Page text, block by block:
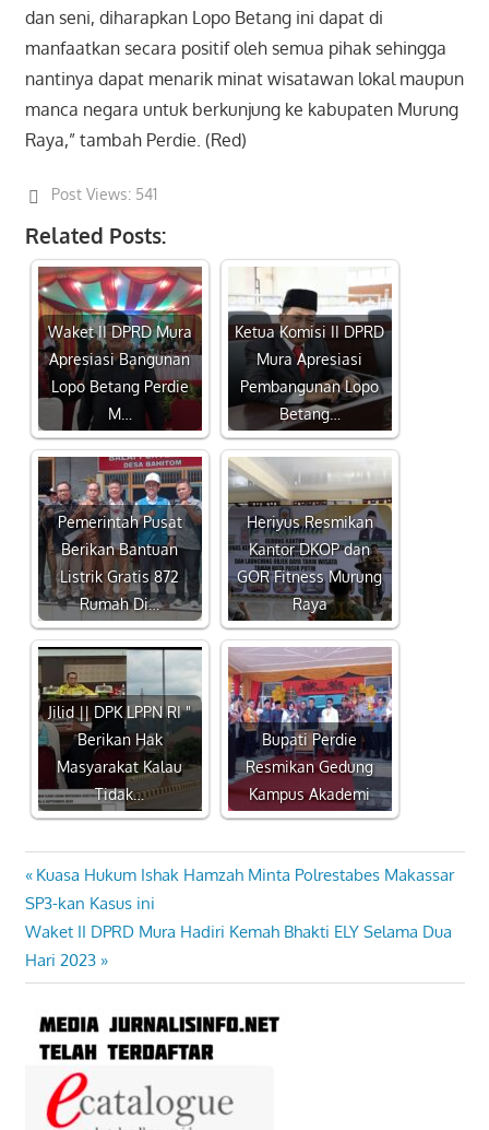
dan seni, diharapkan Lopo Betang ini dapat di
manfaatkan secara positif oleh semua pihak sehingga
nantinya dapat menarik minat wisatawan lokal maupun
manca negara untuk berkunjung ke kabupaten Murung
Raya,” tambah Perdie. (Red)
Post Views: 541
Related Posts:
Waket II DPRD Mura
Apresiasi Bangunan
Lopo Betang Perdie
M…
Ketua Komisi II DPRD
Mura Apresiasi
Pembangunan Lopo
Betang…
Pemerintah Pusat
Berikan Bantuan
Listrik Gratis 872
Rumah Di…
Heriyus Resmikan
Kantor DKOP dan
GOR Fitness Murung
Raya
Jilid || DPK LPPN RI "
Berikan Hak
Masyarakat Kalau
Tidak…
Bupati Perdie
Resmikan Gedung
Kampus Akademi
Navigasi
pos
Previous
Post:
Kuasa Hukum Ishak Hamzah Minta Polrestabes Makassar
SP3-kan Kasus ini
Next
Post:
Waket II DPRD Mura Hadiri Kemah Bhakti ELY Selama Dua
Hari 2023